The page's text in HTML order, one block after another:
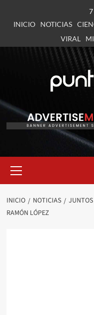
INICIO
NOTICIAS
VIRAL
INICIO NOTICIAS
RAMÓN LÓPEZ